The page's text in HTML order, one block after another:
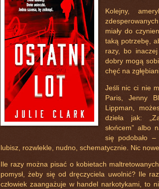
Kolejny,
miały do
taką potrzebę,
razy, bo
dobry mogą
chęć na
Jeśli nic ci nie
Paris, Jenny
Lippman,
dzieła jak:
słońcem” albo
się podobało
lubisz, rozwlekle, nudno, schematycznie. Nic
Ile razy można pisać o kobietach
pomysł, żeby się od dręczyciela uwolnić? Ile
człowiek zaangażuje w handel narkotykami, to